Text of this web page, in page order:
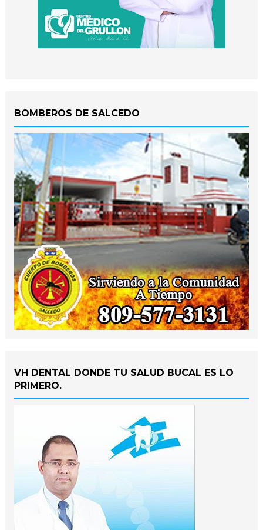
BOMBEROS DE SALCEDO
VH DENTAL DONDE TU SALUD BUCAL ES LO
PRIMERO.